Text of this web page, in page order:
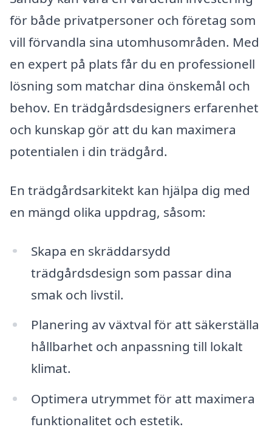
för både privatpersoner och företag som
vill förvandla sina utomhusområden. Med
en expert på plats får du en professionell
lösning som matchar dina önskemål och
behov. En trädgårdsdesigners erfarenhet
och kunskap gör att du kan maximera
potentialen i din trädgård.
En trädgårdsarkitekt kan hjälpa dig med
en mängd olika uppdrag, såsom:
Skapa en skräddarsydd
trädgårdsdesign som passar dina
smak och livstil.
Planering av växtval för att säkerställa
hållbarhet och anpassning till lokalt
klimat.
Optimera utrymmet för att maximera
funktionalitet och estetik.